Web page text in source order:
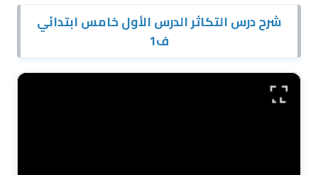
شرح درس التكاثر الدرس الأول خامس ابتدائي
ف1